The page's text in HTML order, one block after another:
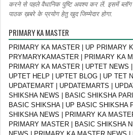
करने से पहले वैधानिक पुष्टि अवश्य कर लें. इसमें ब्लॉग
पाठक ख़बरे के प्रयोग हेतु खुद जिम्मेदार होगा.
PRIMARY KA MASTER
PRIMARY KA MASTER | UP PRIMARY
PRYMARYKAMASTER | PRIMARY KA
PRIMARY KA MASTER | UPTET NEWS
UPTET HELP | UPTET BLOG | UP TET
UPDATEMART | UPDATEMARTS |
SHIKSHA NEWS | BASIC SHIKSHA
BASIC SHIKSHA | UP BASIC SHIKSHA
SHIKSHA NEWS | PRIMARY KA
PRIMARY MASTER | BASIC SHIKSHA